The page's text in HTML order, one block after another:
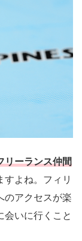
リーランス仲間
すよね。フィリ
のアクセスが楽
会いに行くこと